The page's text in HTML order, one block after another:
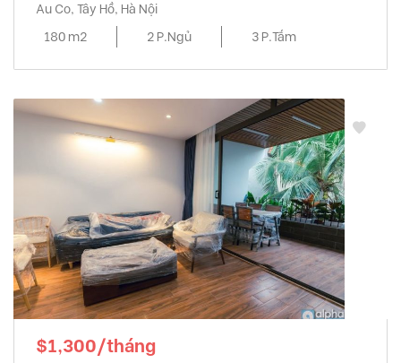
Au Co, Tây Hồ, Hà Nội
180 m2
2 P.Ngủ 3 P.Tắm
$1,300/tháng